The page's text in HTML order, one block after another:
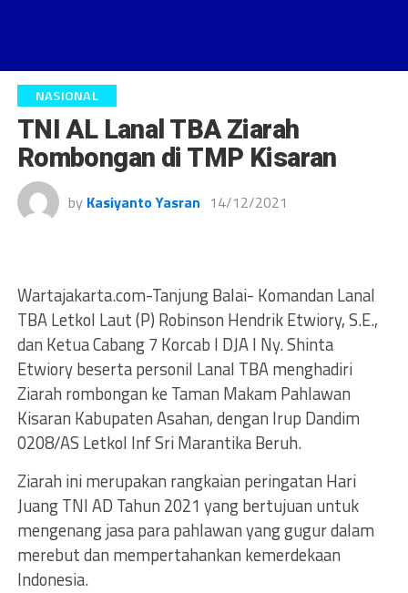
NASIONAL
TNI AL Lanal TBA Ziarah
Rombongan di TMP Kisaran
by Kasiyanto Yasran 14/12/2021
Wartajakarta.com-Tanjung Balai- Komandan Lanal
TBA Letkol Laut (P) Robinson Hendrik Etwiory, S.E.,
dan Ketua Cabang 7 Korcab I DJA I Ny. Shinta
Etwiory beserta personil Lanal TBA menghadiri
Ziarah rombongan ke Taman Makam Pahlawan
Kisaran Kabupaten Asahan, dengan Irup Dandim
0208/AS Letkol Inf Sri Marantika Beruh.
Ziarah ini merupakan rangkaian peringatan Hari
Juang TNI AD Tahun 2021 yang bertujuan untuk
mengenang jasa para pahlawan yang gugur dalam
merebut dan mempertahankan kemerdekaan
Indonesia.